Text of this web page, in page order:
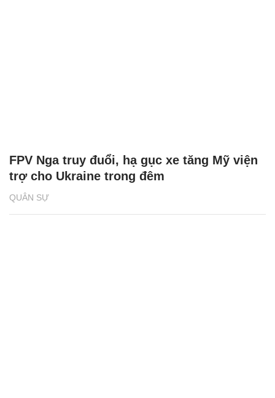
QUÂN SỰ
FPV Nga truy đuổi, hạ gục xe tăng Mỹ viện
trợ cho Ukraine trong đêm